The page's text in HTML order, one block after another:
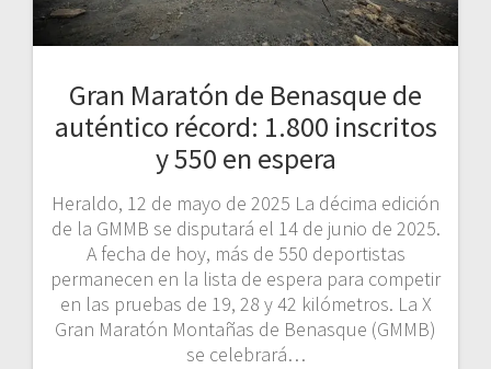
Gran Maratón de Benasque de
auténtico récord: 1.800 inscritos
y 550 en espera
Heraldo, 12 de mayo de 2025 La décima edición
de la GMMB se disputará el 14 de junio de 2025.
A fecha de hoy, más de 550 deportistas
permanecen en la lista de espera para competir
en las pruebas de 19, 28 y 42 kilómetros. La X
Gran Maratón Montañas de Benasque (GMMB)
se celebrará…